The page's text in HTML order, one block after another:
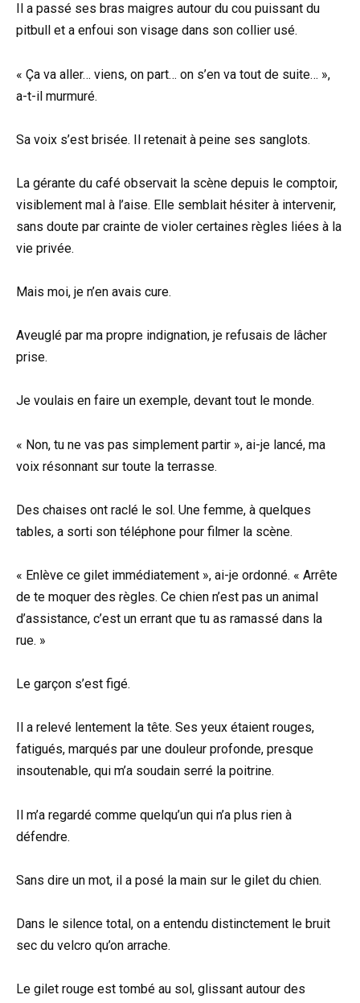
Il a passé ses bras maigres autour du cou puissant du
pitbull et a enfoui son visage dans son collier usé.
« Ça va aller… viens, on part… on s’en va tout de suite… »,
a-t-il murmuré.
Sa voix s’est brisée. Il retenait à peine ses sanglots.
La gérante du café observait la scène depuis le comptoir,
visiblement mal à l’aise. Elle semblait hésiter à intervenir,
sans doute par crainte de violer certaines règles liées à la
vie privée.
Mais moi, je n’en avais cure.
Aveuglé par ma propre indignation, je refusais de lâcher
prise.
Je voulais en faire un exemple, devant tout le monde.
« Non, tu ne vas pas simplement partir », ai-je lancé, ma
voix résonnant sur toute la terrasse.
Des chaises ont raclé le sol. Une femme, à quelques
tables, a sorti son téléphone pour filmer la scène.
« Enlève ce gilet immédiatement », ai-je ordonné. « Arrête
de te moquer des règles. Ce chien n’est pas un animal
d’assistance, c’est un errant que tu as ramassé dans la
rue. »
Le garçon s’est figé.
Il a relevé lentement la tête. Ses yeux étaient rouges,
fatigués, marqués par une douleur profonde, presque
insoutenable, qui m’a soudain serré la poitrine.
Il m’a regardé comme quelqu’un qui n’a plus rien à
défendre.
Sans dire un mot, il a posé la main sur le gilet du chien.
Dans le silence total, on a entendu distinctement le bruit
sec du velcro qu’on arrache.
Le gilet rouge est tombé au sol, glissant autour des